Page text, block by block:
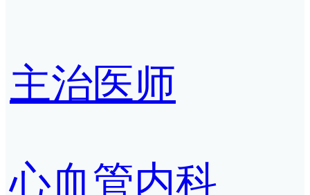
主治医师
心血管内科